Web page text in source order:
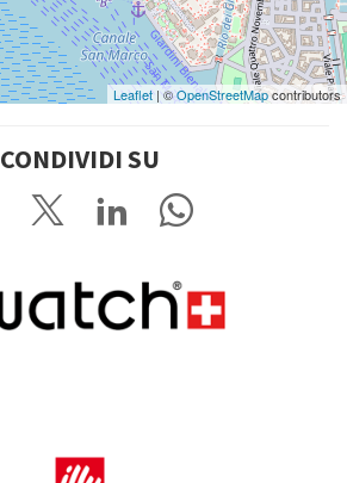
Leaflet| ©OpenStreetMapcontributors
CONDIVIDI SU